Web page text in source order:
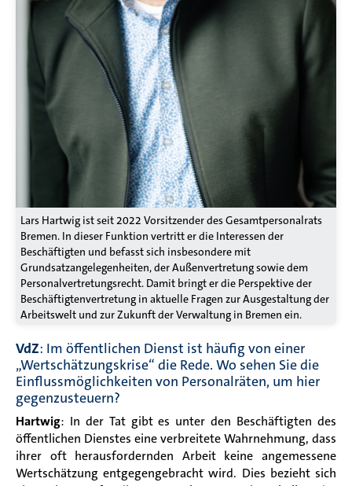
Lars Hartwig ist seit 2022 Vorsitzender des Gesamtpersonalrats
Bremen. In dieser Funktion vertritt er die Interessen der
Beschäftigten und befasst sich insbesondere mit
Grundsatzangelegenheiten, der Außenvertretung sowie dem
Personalvertretungsrecht. Damit bringt er die Perspektive der
Beschäftigtenvertretung in aktuelle Fragen zur Ausgestaltung der
Arbeitswelt und zur Zukunft der Verwaltung in Bremen ein.
VdZ: Im öffentlichen Dienst ist häufig von einer
„Wertschätzungskrise“ die Rede. Wo sehen Sie die
Einflussmöglichkeiten von Personalräten, um hier
gegenzusteuern?
Hartwig: In der Tat gibt es unter den Beschäftigten des
öffentlichen Dienstes eine verbreitete Wahrnehmung, dass
ihrer oft herausfordernden Arbeit keine angemessene
Wertschätzung entgegengebracht wird. Dies bezieht sich